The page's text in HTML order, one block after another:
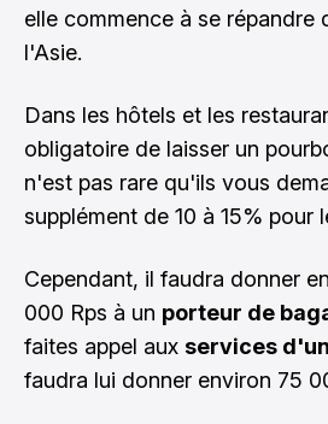
elle commence à se répandre
l'Asie.
Dans les hôtels et les
obligatoire de laisser un
n'est pas rare qu'ils vous
supplément de 10 à 15% pour
Cependant, il faudra donner
000 Rps à un porteur de
faites appel aux services
faudra lui donner environ 75